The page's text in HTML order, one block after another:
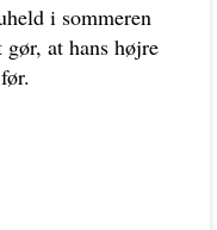
i sommeren
at hans højre